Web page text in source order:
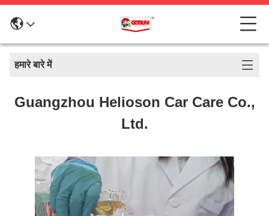
हमारे बारे में
Guangzhou Helioson Car Care Co.,
Ltd.